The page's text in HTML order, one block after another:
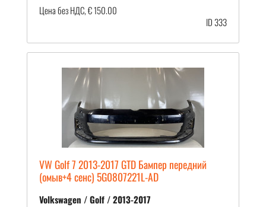
Цена без НДС, € 150.00
ID 333
VW Golf 7 2013-2017 GTD Бампер передний
(омыв+4 сенс) 5G0807221L-AD
Volkswagen / Golf / 2013-2017